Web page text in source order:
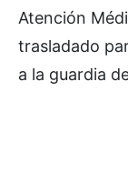
Atención
trasladado
a la guardia